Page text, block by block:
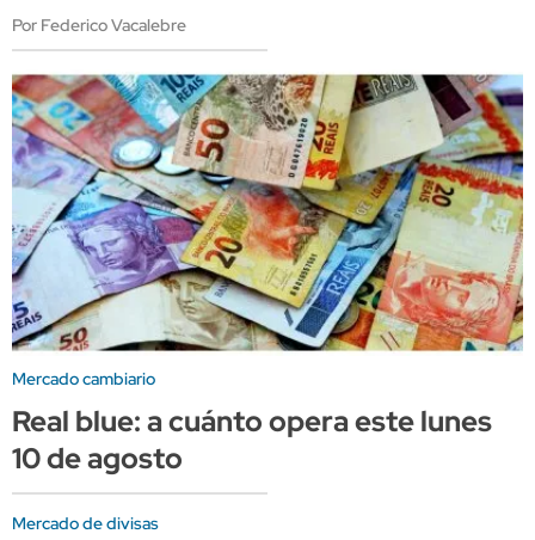
Por Federico Vacalebre
Mercado cambiario
Real blue: a cuánto opera este lunes
10 de agosto
Mercado de divisas